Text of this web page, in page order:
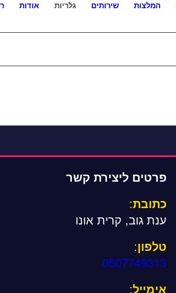
אודות גלריות שירותים המלצות
פרטים ליצירת קשר
כתובת:
ענת גוב, קרית אונו
טלפון:
0507749313
אימייל: